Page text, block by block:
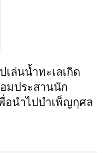
เล่นน้ำทะเลเกิด
มประสานนัก
อนำไปบำเพ็ญกุศล